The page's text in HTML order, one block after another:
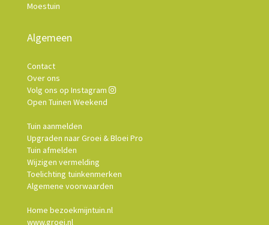
Moestuin
Algemeen
Contact
Over ons
Volg ons op Instagram
Open Tuinen Weekend
Tuin aanmelden
Upgraden naar Groei & Bloei Pro
Tuin afmelden
Wijzigen vermelding
Toelichting tuinkenmerken
Algemene voorwaarden
Home bezoekmijntuin.nl
www.groei.nl